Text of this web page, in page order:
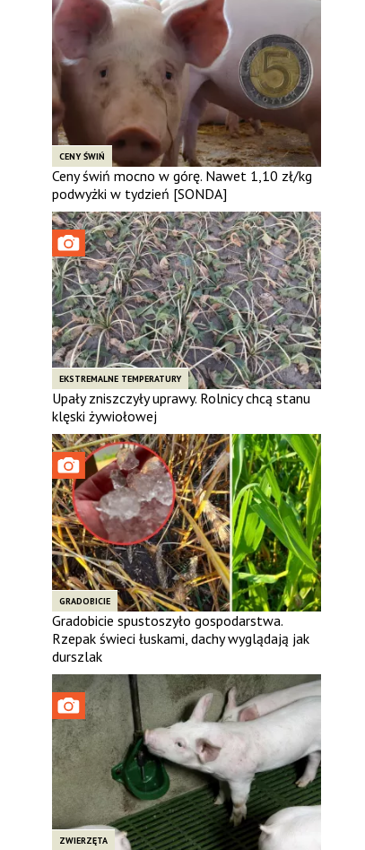
CENY ŚWIŃ
Ceny świń mocno w górę. Nawet 1,10 zł/kg
podwyżki w tydzień [SONDA]
EKSTREMALNE TEMPERATURY
Upały zniszczyły uprawy. Rolnicy chcą stanu
klęski żywiołowej
GRADOBICIE
Gradobicie spustoszyło gospodarstwa.
Rzepak świeci łuskami, dachy wyglądają jak
durszlak
ZWIERZĘTA